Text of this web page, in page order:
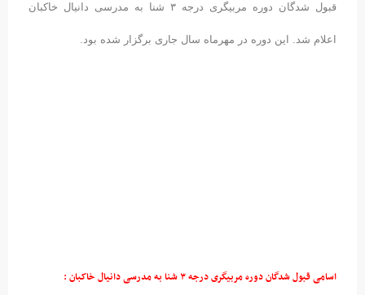
قبول شدگان دوره مربیگری درجه ۳ شنا به مدرسی دانیال خاکبان
اعلام شد. این دوره در مهرماه سال جاری برگزار شده بود.
اسامی قبول شدگان دوره مربیگری درجه ۳ شنا به مدرسی دانیال خاکبان :